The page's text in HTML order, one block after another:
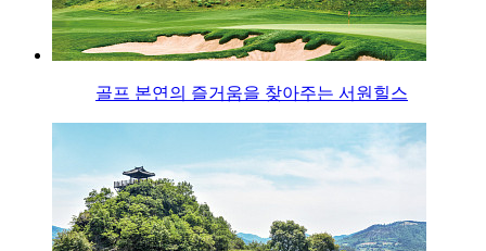
골프 본연의 즐거움을 찾아주는 서원힐스